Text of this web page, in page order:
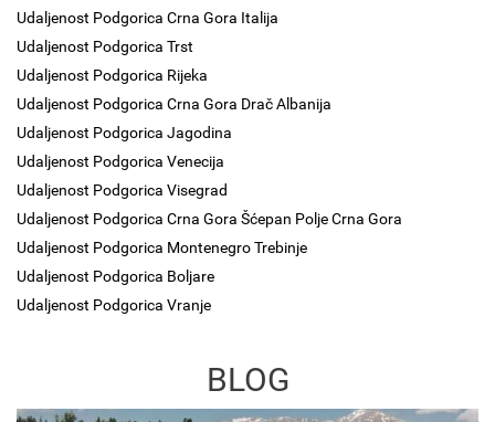
Udaljenost Podgorica Crna Gora Italija
Udaljenost Podgorica Trst
Udaljenost Podgorica Rijeka
Udaljenost Podgorica Crna Gora Drač Albanija
Udaljenost Podgorica Jagodina
Udaljenost Podgorica Venecija
Udaljenost Podgorica Visegrad
Udaljenost Podgorica Crna Gora Šćepan Polje Crna Gora
Udaljenost Podgorica Montenegro Trebinje
Udaljenost Podgorica Boljare
Udaljenost Podgorica Vranje
BLOG